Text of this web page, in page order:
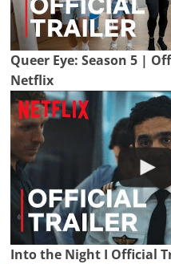
Queer Eye: Season 5 |
Netflix
Into the Night I Official